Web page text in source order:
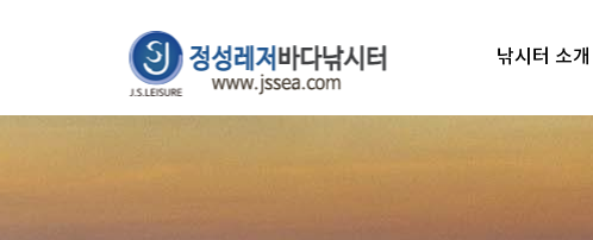
낚시터 소개